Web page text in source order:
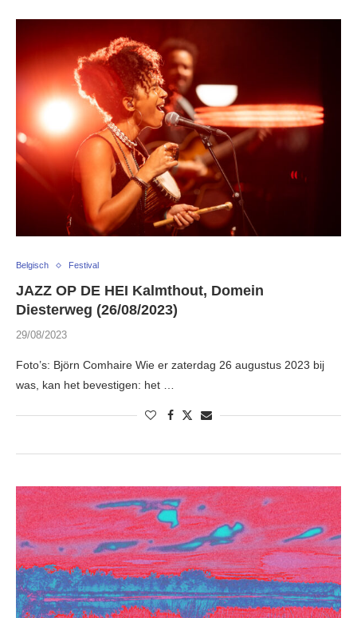
Belgisch Festival
JAZZ OP DE HEI Kalmthout, Domein
Diesterweg (26/08/2023)
29/08/2023
Foto’s: Björn Comhaire Wie er zaterdag 26 augustus 2023 bij
was, kan het bevestigen: het …